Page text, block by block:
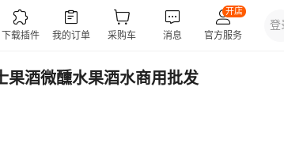
果酒微醺水果酒水商用批发